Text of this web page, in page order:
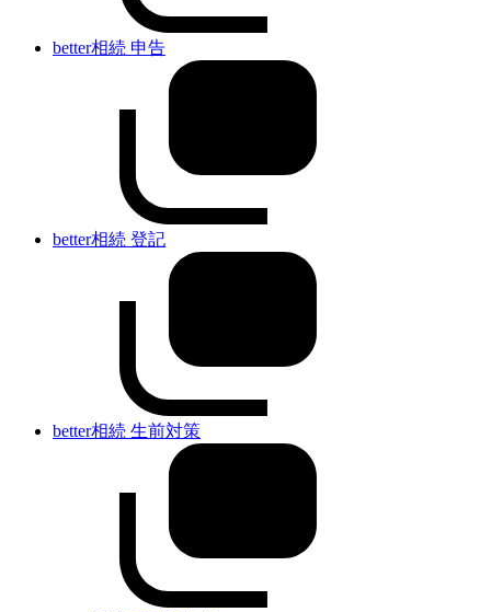
better相続 申告
better相続 登記
better相続 生前対策